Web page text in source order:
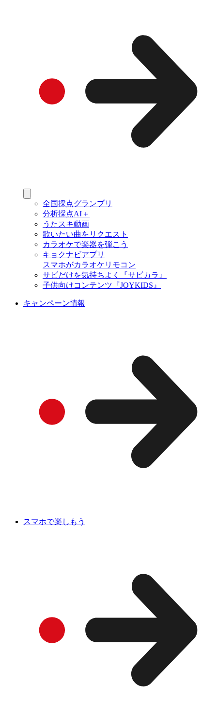
全国採点グランプリ
分析採点AI＋
うたスキ動画
歌いたい曲をリクエスト
カラオケで楽器を弾こう
キョクナビアプリ
スマホがカラオケリモコン
サビだけを気持ちよく『サビカラ』
子供向けコンテンツ『JOYKIDS』
キャンペーン情報
スマホで楽しもう